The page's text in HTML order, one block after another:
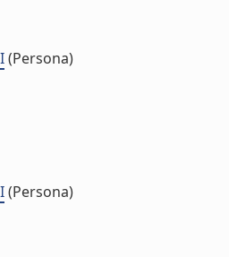
(Persona)
(Persona)